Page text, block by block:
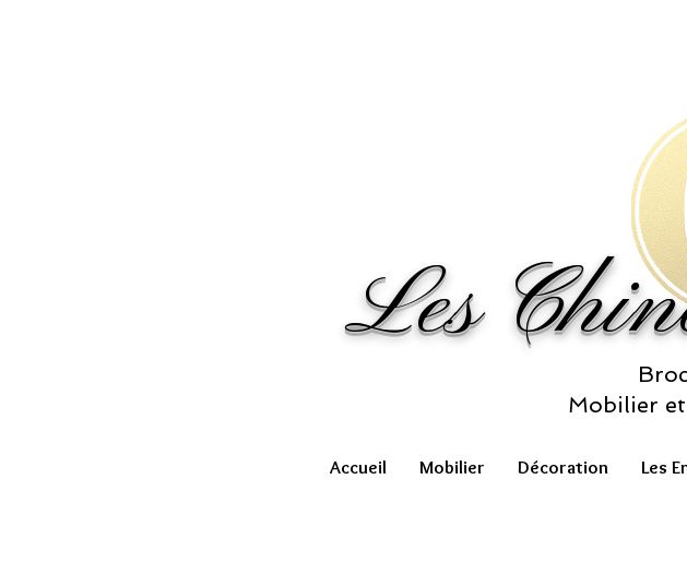
Les
Mobilier
Accueil Mobilier Décoration Les